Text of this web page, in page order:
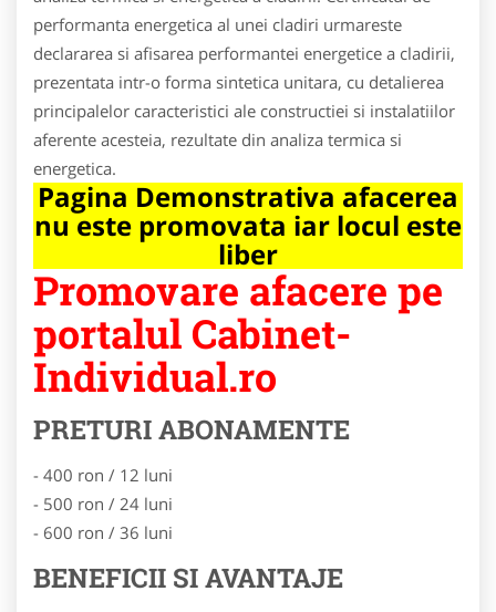
performanta energetica al unei cladiri urmareste
declararea si afisarea performantei energetice a cladirii,
prezentata intr-o forma sintetica unitara, cu detalierea
principalelor caracteristici ale constructiei si instalatiilor
aferente acesteia, rezultate din analiza termica si
energetica.
Pagina Demonstrativa afacerea
nu este promovata iar locul este
liber
Promovare afacere pe
portalul Cabinet-
Individual.ro
PRETURI ABONAMENTE
- 400 ron / 12 luni
- 500 ron / 24 luni
- 600 ron / 36 luni
BENEFICII SI AVANTAJE